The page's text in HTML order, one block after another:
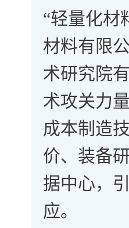
“轻量化材
材料有限
术研究院
术攻关力
成本制造
价、装备
据中心，
应。